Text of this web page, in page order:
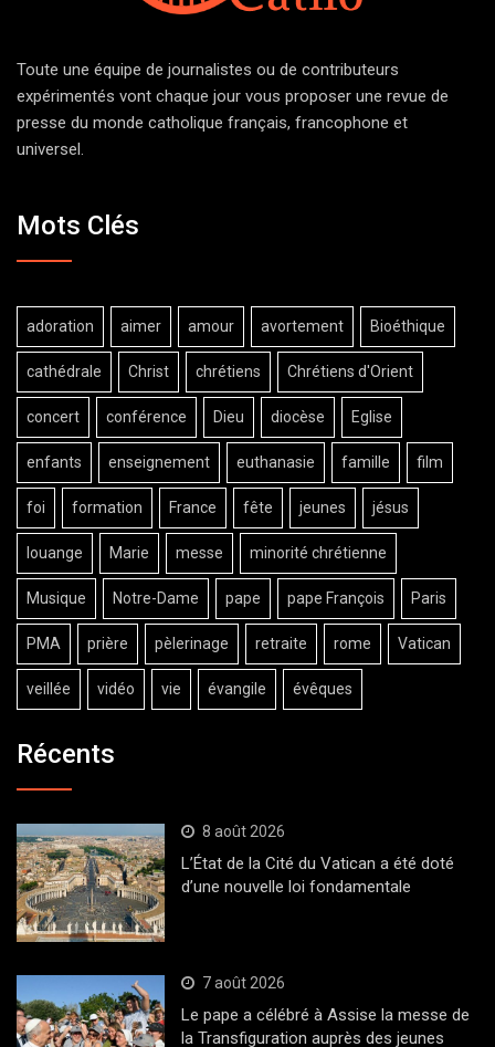
Toute une équipe de journalistes ou de contributeurs
expérimentés vont chaque jour vous proposer une revue de
presse du monde catholique français, francophone et
universel.
Mots Clés
adoration aimer amour avortement Bioéthique
cathédrale Christ chrétiens Chrétiens d'Orient
concert conférence Dieu diocèse Eglise
enfants enseignement euthanasie famille film
foi formation France fête jeunes jésus
louange Marie messe minorité chrétienne
Musique Notre-Dame pape pape François Paris
PMA prière pèlerinage retraite rome Vatican
veillée vidéo vie évangile évêques
Récents
8 août 2026
L’État de la Cité du Vatican a été doté
d’une nouvelle loi fondamentale
7 août 2026
Le pape a célébré à Assise la messe de
la Transfiguration auprès des jeunes